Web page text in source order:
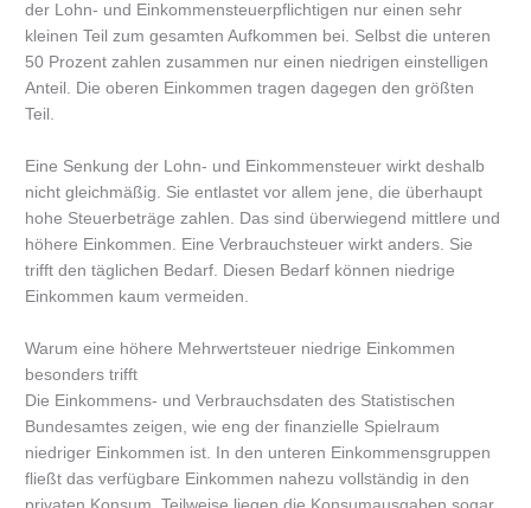
der Lohn- und Einkommensteuerpflichtigen nur einen sehr
kleinen Teil zum gesamten Aufkommen bei. Selbst die unteren
50 Prozent zahlen zusammen nur einen niedrigen einstelligen
Anteil. Die oberen Einkommen tragen dagegen den größten
Teil.
Eine Senkung der Lohn- und Einkommensteuer wirkt deshalb
nicht gleichmäßig. Sie entlastet vor allem jene, die überhaupt
hohe Steuerbeträge zahlen. Das sind überwiegend mittlere und
höhere Einkommen. Eine Verbrauchsteuer wirkt anders. Sie
trifft den täglichen Bedarf. Diesen Bedarf können niedrige
Einkommen kaum vermeiden.
Warum eine höhere Mehrwertsteuer niedrige Einkommen
besonders trifft
Die Einkommens- und Verbrauchsdaten des Statistischen
Bundesamtes zeigen, wie eng der finanzielle Spielraum
niedriger Einkommen ist. In den unteren Einkommensgruppen
fließt das verfügbare Einkommen nahezu vollständig in den